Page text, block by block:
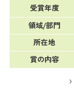
受賞年度
領域/部門
所在地
賞の内容